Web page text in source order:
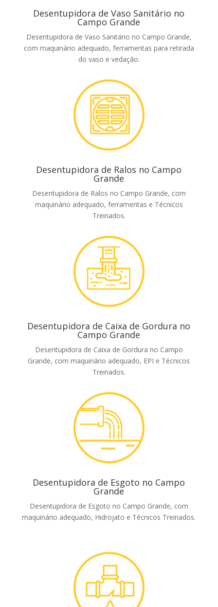
Desentupidora de Vaso Sanitário no
Campo Grande
Desentupidora de Vaso Sanitário no Campo Grande,
com maquinário adequado, ferramentas para retirada
do vaso e vedação.
Desentupidora de Ralos no Campo
Grande
Desentupidora de Ralos no Campo Grande, com
maquinário adequado, ferramentas e Técnicos
Treinados.
Desentupidora de Caixa de Gordura no
Campo Grande
Desentupidora de Caixa de Gordura no Campo
Grande, com maquinário adequado, EPI e Técnicos
Treinados.
Desentupidora de Esgoto no Campo
Grande
Desentupidora de Esgoto no Campo Grande, com
maquinário adequado, Hidrojato e Técnicos Treinados.